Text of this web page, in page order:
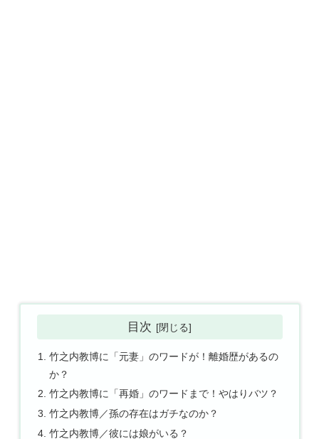
目次
竹之内教博に「元妻」のワードが！離婚歴があるの
か？
竹之内教博に「再婚」のワードまで！やはりバツ？
竹之内教博／孫の存在はガチなのか？
竹之内教博／彼には娘がいる？